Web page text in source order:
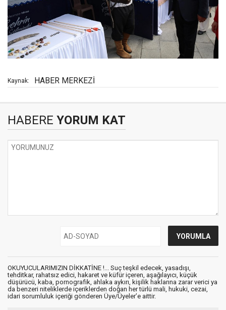
Kaynak: HABER MERKEZİ
HABERE YORUM KAT
OKUYUCULARIMIZIN DİKKATİNE !... Suç teşkil edecek, yasadışı,
tehditkar, rahatsız edici, hakaret ve küfür içeren, aşağılayıcı, küçük
düşürücü, kaba, pornografik, ahlaka aykırı, kişilik haklarına zarar verici ya
da benzeri niteliklerde içeriklerden doğan her türlü mali, hukuki, cezai,
idari sorumluluk içeriği gönderen Üye/Üyeler’e aittir.